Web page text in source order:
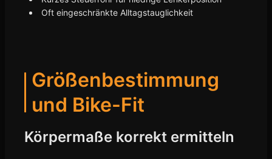
Oft eingeschränkte Alltagstauglichkeit
Größenbestimmung
und Bike-Fit
Körpermaße korrekt ermitteln